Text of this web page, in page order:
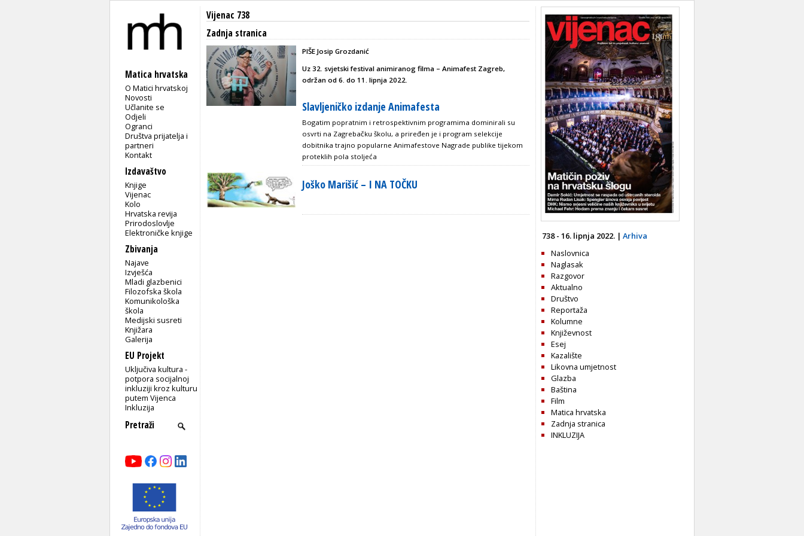
Matica hrvatska
O Matici hrvatskoj
Novosti
Učlanite se
Odjeli
Ogranci
Društva prijatelja i
partneri
Kontakt
Izdavaštvo
Knjige
Vijenac
Kolo
Hrvatska revija
Prirodoslovlje
Elektroničke knjige
Zbivanja
Najave
Izvješća
Mladi glazbenici
Filozofska škola
Komunikološka
škola
Medijski susreti
Knjižara
Galerija
EU Projekt
Uključiva kultura -
potpora socijalnoj
inkluziji kroz kulturu
putem Vijenca
Inkluzija
Vijenac 738
Zadnja stranica
PIŠE Josip Grozdanić
Uz 32. svjetski festival animiranog filma – Animafest Zagreb,
održan od 6. do 11. lipnja 2022.
Slavljeničko izdanje Animafesta
Bogatim popratnim i retrospektivnim programima dominirali su
osvrti na Zagrebačku školu, a priređen je i program selekcije
dobitnika trajno popularne Animafestove Nagrade publike tijekom
proteklih pola stoljeća
Joško Marišić – I NA TOČKU
738 - 16. lipnja 2022. | Arhiva
Naslovnica
Naglasak
Razgovor
Aktualno
Društvo
Reportaža
Kolumne
Književnost
Esej
Kazalište
Likovna umjetnost
Glazba
Baština
Film
Matica hrvatska
Zadnja stranica
INKLUZIJA